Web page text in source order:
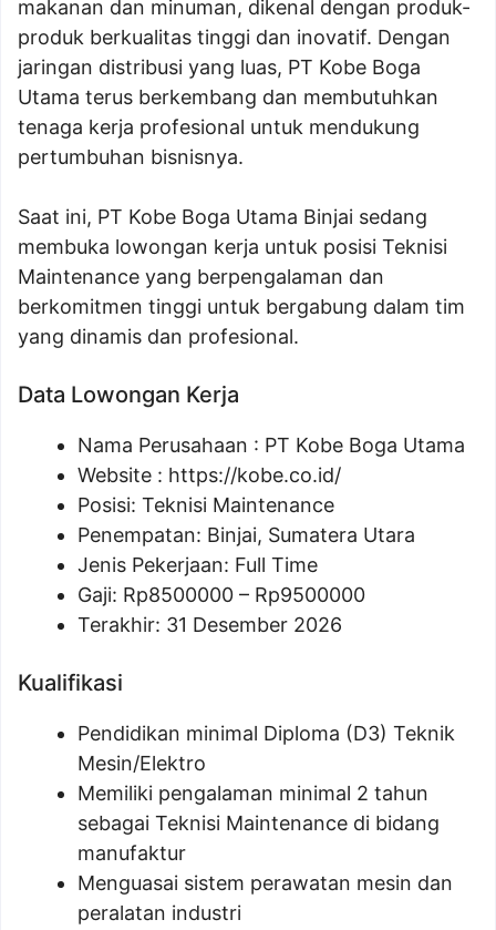
makanan dan minuman, dikenal dengan produk-
produk berkualitas tinggi dan inovatif. Dengan
jaringan distribusi yang luas, PT Kobe Boga
Utama terus berkembang dan membutuhkan
tenaga kerja profesional untuk mendukung
pertumbuhan bisnisnya.
Saat ini, PT Kobe Boga Utama Binjai sedang
membuka lowongan kerja untuk posisi Teknisi
Maintenance yang berpengalaman dan
berkomitmen tinggi untuk bergabung dalam tim
yang dinamis dan profesional.
Data Lowongan Kerja
Nama Perusahaan : PT Kobe Boga Utama
Website : https://kobe.co.id/
Posisi: Teknisi Maintenance
Penempatan: Binjai, Sumatera Utara
Jenis Pekerjaan: Full Time
Gaji: Rp8500000 – Rp9500000
Terakhir: 31 Desember 2026
Kualifikasi
Pendidikan minimal Diploma (D3) Teknik
Mesin/Elektro
Memiliki pengalaman minimal 2 tahun
sebagai Teknisi Maintenance di bidang
manufaktur
Menguasai sistem perawatan mesin dan
peralatan industri